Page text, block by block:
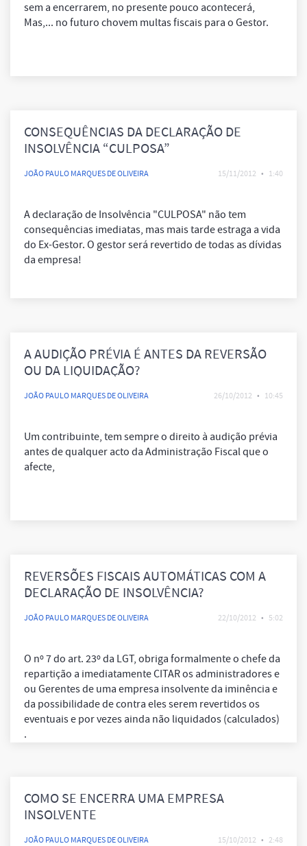
sem a encerrarem, no presente pouco acontecerá,
Mas,... no futuro chovem multas fiscais para o Gestor.
CONSEQUÊNCIAS DA DECLARAÇÃO DE
INSOLVÊNCIA “CULPOSA”
JOÃO PAULO MARQUES DE OLIVEIRA 15/11/2012 • 1:40
A declaração de Insolvência "CULPOSA" não tem
consequências imediatas, mas mais tarde estraga a vida
do Ex-Gestor. O gestor será revertido de todas as dívidas
da empresa!
A AUDIÇÃO PRÉVIA É ANTES DA REVERSÃO
OU DA LIQUIDAÇÃO?
JOÃO PAULO MARQUES DE OLIVEIRA 26/10/2012 • 10:45
Um contribuinte, tem sempre o direito à audição prévia
antes de qualquer acto da Administração Fiscal que o
afecte,
REVERSÕES FISCAIS AUTOMÁTICAS COM A
DECLARAÇÃO DE INSOLVÊNCIA?
JOÃO PAULO MARQUES DE OLIVEIRA 22/10/2012 • 5:02
O nº 7 do art. 23º da LGT, obriga formalmente o chefe da
repartição a imediatamente CITAR os administradores e
ou Gerentes de uma empresa insolvente da iminência e
da possibilidade de contra eles serem revertidos os
eventuais e por vezes ainda não liquidados (calculados)
.
COMO SE ENCERRA UMA EMPRESA
INSOLVENTE
JOÃO PAULO MARQUES DE OLIVEIRA 15/10/2012 • 2:48